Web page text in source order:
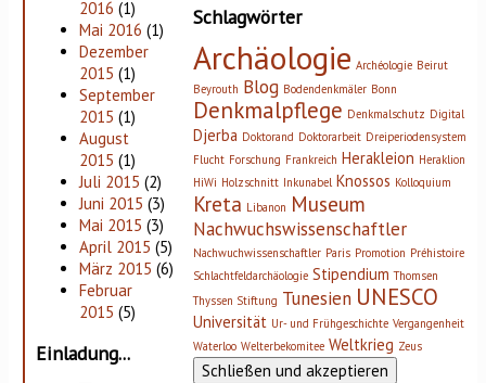
2016 (1)
Mai 2016 (1)
Dezember
2015 (1)
September
2015 (1)
August
2015 (1)
Juli 2015 (2)
Juni 2015 (3)
Mai 2015 (3)
April 2015 (5)
März 2015 (6)
Februar
2015 (5)
Einladung...
Schlagwörter
Archäologie Archéologie Beirut
Beyrouth Blog Bodendenkmäler Bonn
Denkmalpflege Denkmalschutz Digital
Djerba Doktorand Doktorarbeit Dreiperiodensystem
Flucht Forschung Frankreich Herakleion Heraklion
HiWi Holzschnitt Inkunabel Knossos Kolloquium
Kreta Libanon Museum
Nachwuchswissenschaftler
Nachwuchwissenschaftler Paris Promotion Préhistoire
Schlachtfeldarchäologie Stipendium Thomsen
Thyssen Stiftung Tunesien UNESCO
Universität Ur- und Frühgeschichte Vergangenheit
Waterloo Welterbekomitee Weltkrieg Zeus